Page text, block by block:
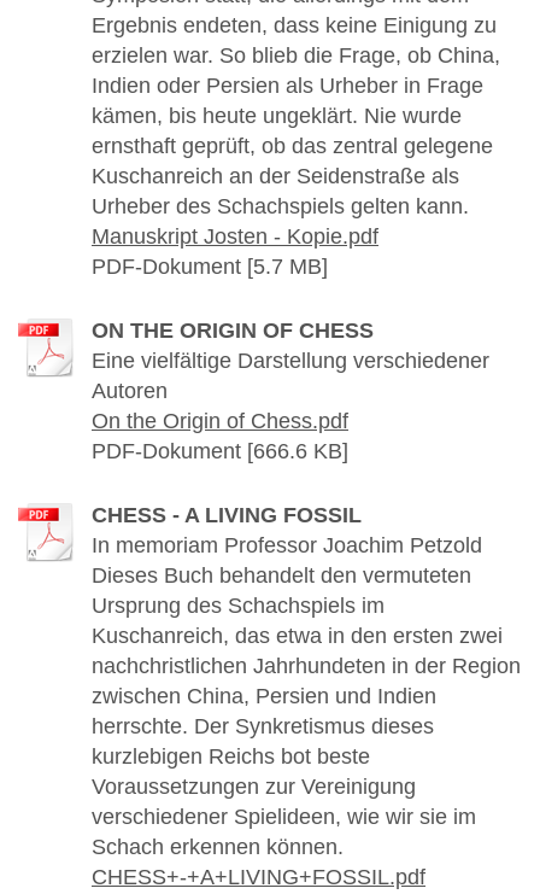
Ergebnis endeten, dass keine Einigung zu
erzielen war. So blieb die Frage, ob China,
Indien oder Persien als Urheber in Frage
kämen, bis heute ungeklärt. Nie wurde
ernsthaft geprüft, ob das zentral gelegene
Kuschanreich an der Seidenstraße als
Urheber des Schachspiels gelten kann.
Manuskript Josten - Kopie.pdf
PDF-Dokument [5.7 MB]
ON THE ORIGIN OF CHESS
Eine vielfältige Darstellung verschiedener
Autoren
On the Origin of Chess.pdf
PDF-Dokument [666.6 KB]
CHESS - A LIVING FOSSIL
In memoriam Professor Joachim Petzold
Dieses Buch behandelt den vermuteten
Ursprung des Schachspiels im
Kuschanreich, das etwa in den ersten zwei
nachchristlichen Jahrhundeten in der Region
zwischen China, Persien und Indien
herrschte. Der Synkretismus dieses
kurzlebigen Reichs bot beste
Voraussetzungen zur Vereinigung
verschiedener Spielideen, wie wir sie im
Schach erkennen können.
CHESS+-+A+LIVING+FOSSIL.pdf